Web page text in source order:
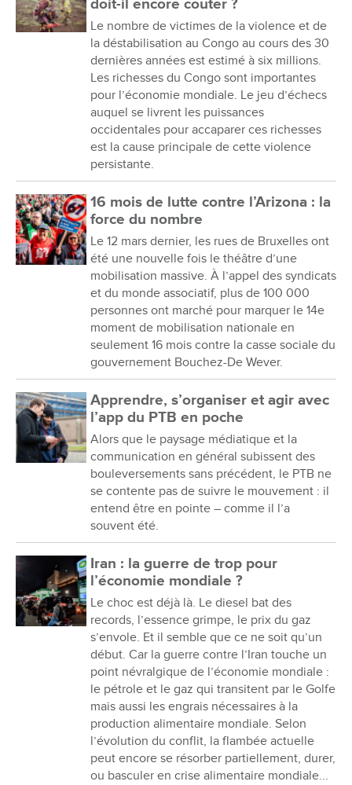
doit-il encore coûter ?
Le nombre de victimes de la violence et de
la déstabilisation au Congo au cours des 30
dernières années est estimé à six millions.
Les richesses du Congo sont importantes
pour l’économie mondiale. Le jeu d’échecs
auquel se livrent les puissances
occidentales pour accaparer ces richesses
est la cause principale de cette violence
persistante.
16 mois de lutte contre l’Arizona : la
force du nombre
Le 12 mars dernier, les rues de Bruxelles ont
été une nouvelle fois le théâtre d’une
mobilisation massive. À l’appel des syndicats
et du monde associatif, plus de 100 000
personnes ont marché pour marquer le 14e
moment de mobilisation nationale en
seulement 16 mois contre la casse sociale du
gouvernement Bouchez-De Wever.
Apprendre, s’organiser et agir avec
l’app du PTB en poche
Alors que le paysage médiatique et la
communication en général subissent des
bouleversements sans précédent, le PTB ne
se contente pas de suivre le mouvement : il
entend être en pointe – comme il l’a
souvent été.
Iran : la guerre de trop pour
l’économie mondiale ?
Le choc est déjà là. Le diesel bat des
records, l’essence grimpe, le prix du gaz
s’envole. Et il semble que ce ne soit qu’un
début. Car la guerre contre l’Iran touche un
point névralgique de l’économie mondiale :
le pétrole et le gaz qui transitent par le Golfe
mais aussi les engrais nécessaires à la
production alimentaire mondiale. Selon
l’évolution du conflit, la flambée actuelle
peut encore se résorber partiellement, durer,
ou basculer en crise alimentaire mondiale...